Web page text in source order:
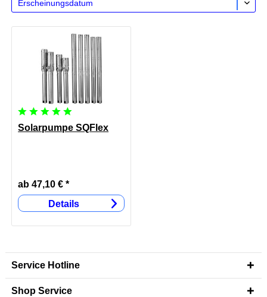
Solarpumpe SQFlex
ab 47,10 € *
Details
Service Hotline
Shop Service